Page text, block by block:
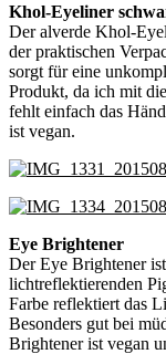
Khol-Eyeliner
Der alverde Khol-
der praktischen
sorgt für eine
Produkt, da ich mit
fehlt einfach das
ist vegan.
Eye Brightener
Der Eye Brightener
lichtreflektierenden
Farbe reflektiert das
Besonders gut bei
Brightener ist vegan